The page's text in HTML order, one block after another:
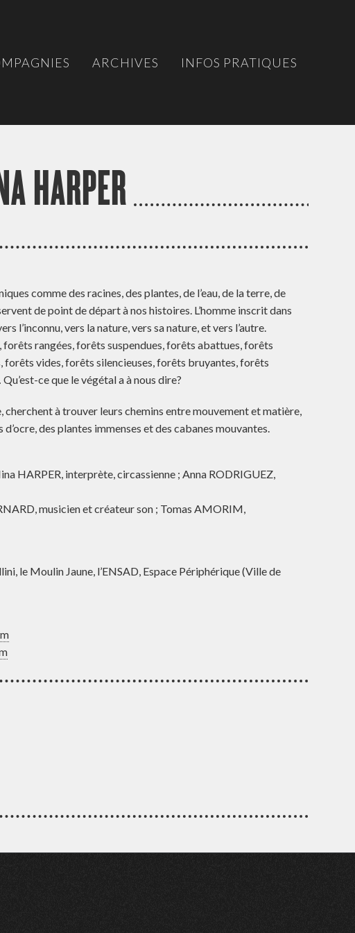
ARCHIVES INFOS PRATIQUES
HARPER
comme des racines, des plantes, de l’eau, de la terre, de
de point de départ à nos histoires. L’homme inscrit dans
l’inconnu, vers la nature, vers sa nature, et vers l’autre.
rangées, forêts suspendues, forêts abattues, forêts
vides, forêts silencieuses, forêts bruyantes, forêts
ce que le végétal a à nous dire?
à trouver leurs chemins entre mouvement et matière,
des plantes immenses et des cabanes mouvantes.
HARPER, interprète, circassienne ; Anna RODRIGUEZ,
musicien et créateur son ; Tomas AMORIM,
le Moulin Jaune, l’ENSAD, Espace Périphérique (Ville de